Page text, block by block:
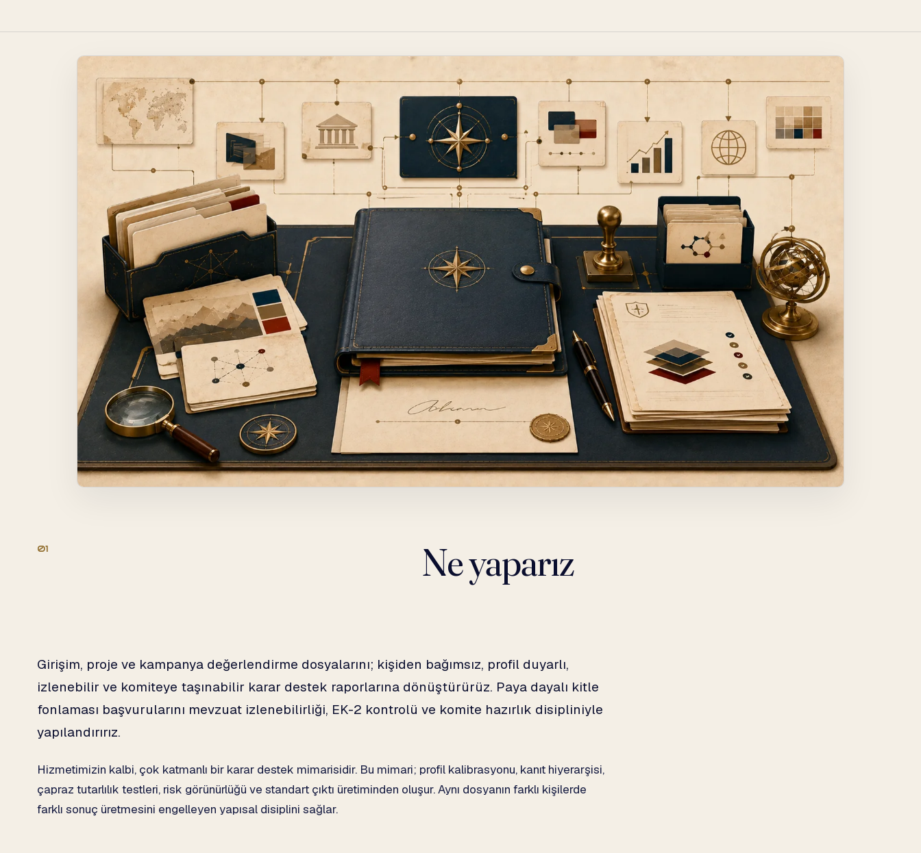
01 Ne yaparız
Girişim, proje ve kampanya değerlendirme dosyalarını; kişiden bağımsız, profil duyarlı,
izlenebilir ve komiteye taşınabilir karar destek raporlarına dönüştürürüz. Paya dayalı kitle
fonlaması başvurularını mevzuat izlenebilirliği, EK-2 kontrolü ve komite hazırlık disipliniyle
yapılandırırız.
Hizmetimizin kalbi, çok katmanlı bir karar destek mimarisidir. Bu mimari; profil kalibrasyonu, kanıt hiyerarşisi,
çapraz tutarlılık testleri, risk görünürlüğü ve standart çıktı üretiminden oluşur. Aynı dosyanın farklı kişilerde
farklı sonuç üretmesini engelleyen yapısal disiplini sağlar.